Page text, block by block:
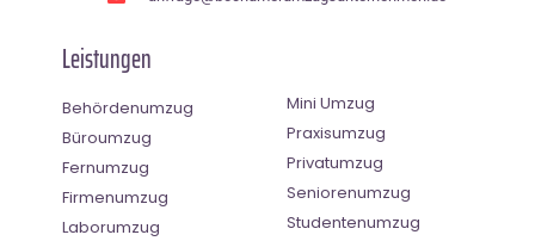
Leistungen
Behördenumzug
Büroumzug
Fernumzug
Firmenumzug
Laborumzug
Mini Umzug
Praxisumzug
Privatumzug
Seniorenumzug
Studentenumzug